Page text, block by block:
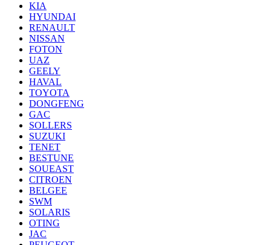
KIA
HYUNDAI
RENAULT
NISSAN
FOTON
UAZ
GEELY
HAVAL
TOYOTA
DONGFENG
GAC
SOLLERS
SUZUKI
TENET
BESTUNE
SOUEAST
CITROEN
BELGEE
SWM
SOLARIS
OTING
JAC